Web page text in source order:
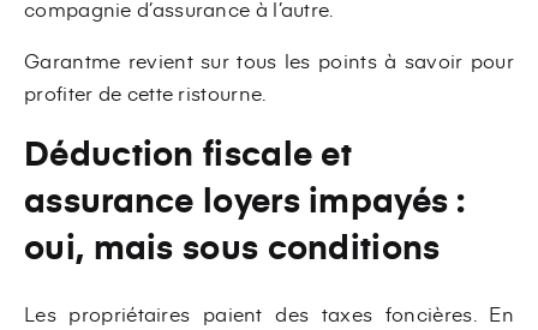
compagnie d’assurance à l’autre.
Garantme revient sur tous les points à savoir pour
profiter de cette ristourne.
Déduction fiscale et
assurance loyers impayés :
oui, mais sous conditions
Les propriétaires paient des taxes foncières. En